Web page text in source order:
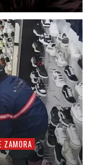
ZAMORA